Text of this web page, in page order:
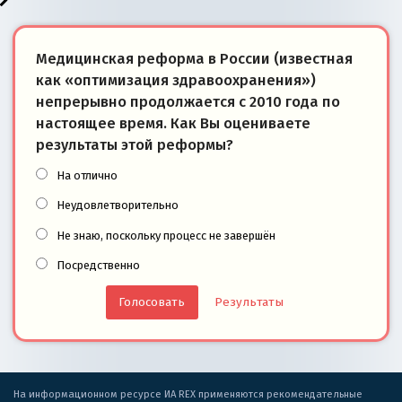
Медицинская реформа в России (известная
как «оптимизация здравоохранения»)
непрерывно продолжается с 2010 года по
настоящее время. Как Вы оцениваете
результаты этой реформы?
На отлично
Неудовлетворительно
Не знаю, поскольку процесс не завершён
Посредственно
Результаты
На информационном ресурсе ИА REX применяются рекомендательные